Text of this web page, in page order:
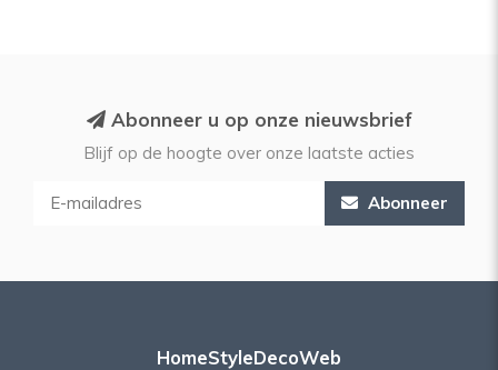
Abonneer u op onze nieuwsbrief
Blijf op de hoogte over onze laatste acties
Abonneer
HomeStyleDecoWeb